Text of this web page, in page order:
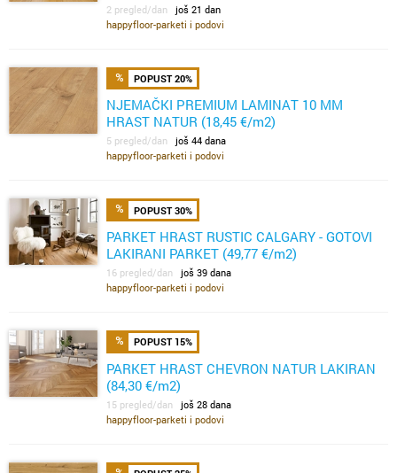
2 pregled/dan još 21 dan
happyfloor-parketi i podovi
POPUST 20%
NJEMAČKI PREMIUM LAMINAT 10 MM
HRAST NATUR (18,45 €/m2)
5 pregled/dan još 44 dana
happyfloor-parketi i podovi
POPUST 30%
PARKET HRAST RUSTIC CALGARY - GOTOVI
LAKIRANI PARKET (49,77 €/m2)
16 pregled/dan još 39 dana
happyfloor-parketi i podovi
POPUST 15%
PARKET HRAST CHEVRON NATUR LAKIRAN
(84,30 €/m2)
15 pregled/dan još 28 dana
happyfloor-parketi i podovi